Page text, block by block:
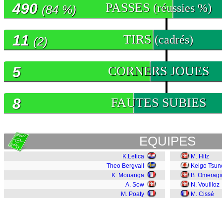
PASSES (réussies %)
490 (84 %)
TIRS (cadrés)
11 (2)
CORNERS JOUES
5
FAUTES SUBIES
8
EQUIPES
K.Letica
Theo Bergvall
K. Mouanga
A. Sow
M. Poaty
M. Hitz
Keigo
B.
N. Vouilloz
M. Cissé